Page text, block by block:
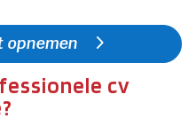
opnemen
cv